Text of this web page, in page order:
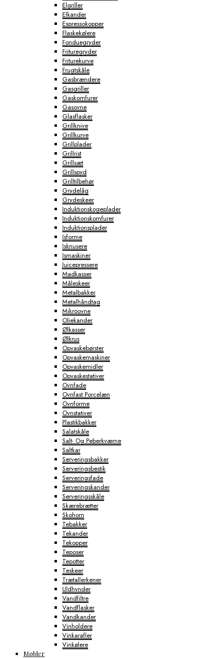
Elgriller
Elkander
Espressokopper
Flaskekølere
Fonduegryder
Frituregryder
Friturekurve
Frugtskåle
Gasbrændere
Gasgriller
Gaskomfurer
Gasovne
Glasflasker
Grillknive
Grillkurve
Grillplader
Grillrist
Grillsæt
Grillspyd
Grilltilbehør
Grydelåg
Grydeskeer
Induktionskogeplader
Induktionskomfurer
Induktionsplader
Isforme
Isknusere
Ismaskiner
Juicepressere
Madkasser
Måleskeer
Metalbakker
Metalhåndtag
Mikroovne
Oliekander
Ølkasser
Ølkrus
Opvaskebørster
Opvaskemaskiner
Opvaskemidler
Opvaskestativer
Ovnfade
Ovnfast Porcelæn
Ovnforme
Ovnstativer
Plastikbakker
Salatskåle
Salt- Og Peberkværne
Saltkar
Serveringsbakker
Serveringsbestik
Serveringsfade
Serveringskander
Serveringsskåle
Skærebrætter
Skohorn
Tebakker
Tekander
Tekopper
Teposer
Tepotter
Teskeer
Trætallerkener
Uldhynder
Vandfiltre
Vandflasker
Vandkander
Vinholdere
Vinkarafler
Vinkølere
Møbler